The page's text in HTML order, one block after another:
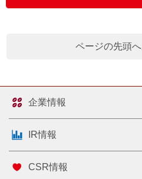
ページの先頭
企業情報
IR情報
CSR情報